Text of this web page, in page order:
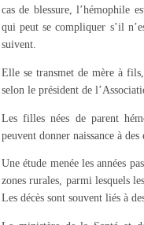
cas de blessure, l’hémophile
qui peut se compliquer s’il
suivent.
Elle se transmet de mère à
selon le président de
Les filles nées de parent
peuvent donner naissance à des
Une étude menée les années
zones rurales, parmi lesquels
Les décès sont souvent liés à